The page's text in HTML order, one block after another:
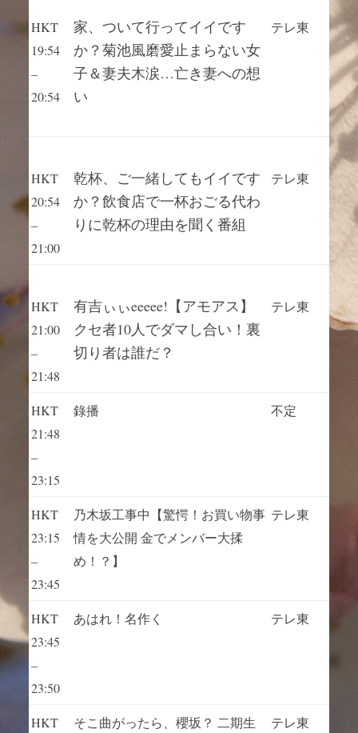
HKT
19:54
–
20:54
家、ついて行ってイイです
か？菊池風磨愛止まらない女
子＆妻夫木涙…亡き妻への想
い
テレ東
HKT
20:54
–
21:00
乾杯、ご一緒してもイイです
か？飲食店で一杯おごる代わ
りに乾杯の理由を聞く番組
テレ東
HKT
21:00
–
21:48
有吉ぃぃeeeee!【アモアス】
クセ者10人でダマし合い！裏
切り者は誰だ？
テレ東
HKT
21:48
–
23:15
錄播 不定
HKT
23:15
–
23:45
乃木坂工事中【驚愕！お買い物事
情を大公開 金でメンバー大揉
め！？】
テレ東
HKT
23:45
–
23:50
あはれ！名作く テレ東
HKT
そこ曲がったら、櫻坂？ 二期生
テレ東